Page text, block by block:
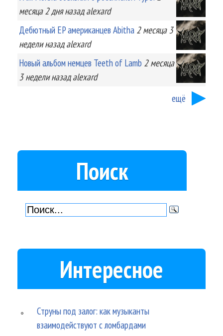
месяца 2 дняназад alexard
Дебютный EP американцев Abitha 2 месяца 3
неделиназад alexard
Новый альбом немцев Teeth of Lamb 2 месяца
3 неделиназад alexard
ещё
Поиск
Интересное
Струны под залог: как музыканты
взаимодействуют с ломбардами